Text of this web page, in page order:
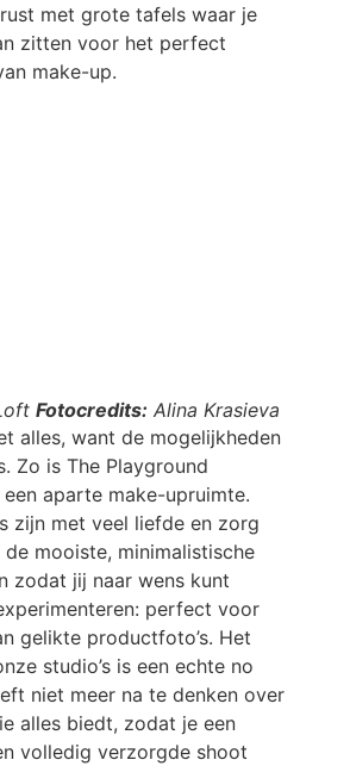
met grote tafels waar je
zitten voor het perfect
make-up.
Fotocredits: Alina Krasieva
alles, want de mogelijkheden
Zo is The Playground
aparte make-upruimte.
zijn met veel liefde en zorg
mooiste, minimalistische
zodat jij naar wens kunt
perfect voor
gelikte productfoto’s. Het
studio’s is een echte no
niet meer na te denken over
alles biedt, zodat je een
volledig verzorgde shoot